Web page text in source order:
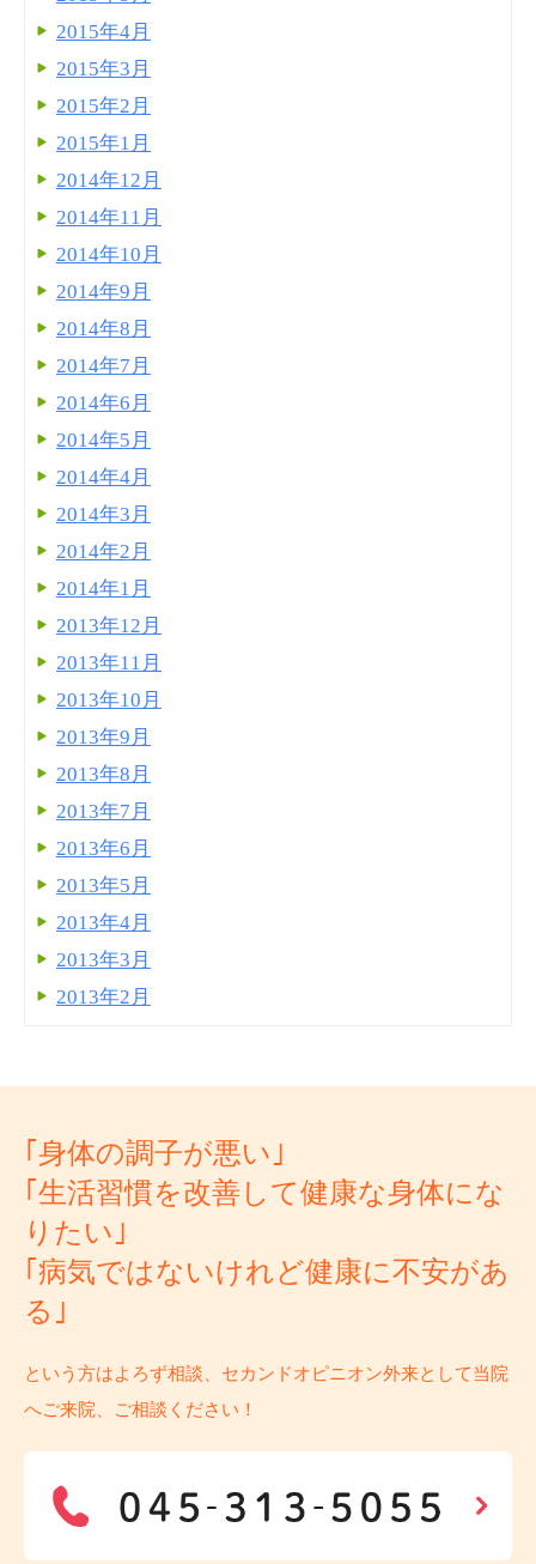
2015年4月
2015年3月
2015年2月
2015年1月
2014年12月
2014年11月
2014年10月
2014年9月
2014年8月
2014年7月
2014年6月
2014年5月
2014年4月
2014年3月
2014年2月
2014年1月
2013年12月
2013年11月
2013年10月
2013年9月
2013年8月
2013年7月
2013年6月
2013年5月
2013年4月
2013年3月
2013年2月
｢身体の調子が悪い｣
｢生活習慣を改善して健康な身体にな
りたい｣
｢病気ではないけれど健康に不安があ
る｣
という方はよろず相談、セカンドオピニオン外来として当院
へご来院、ご相談ください！